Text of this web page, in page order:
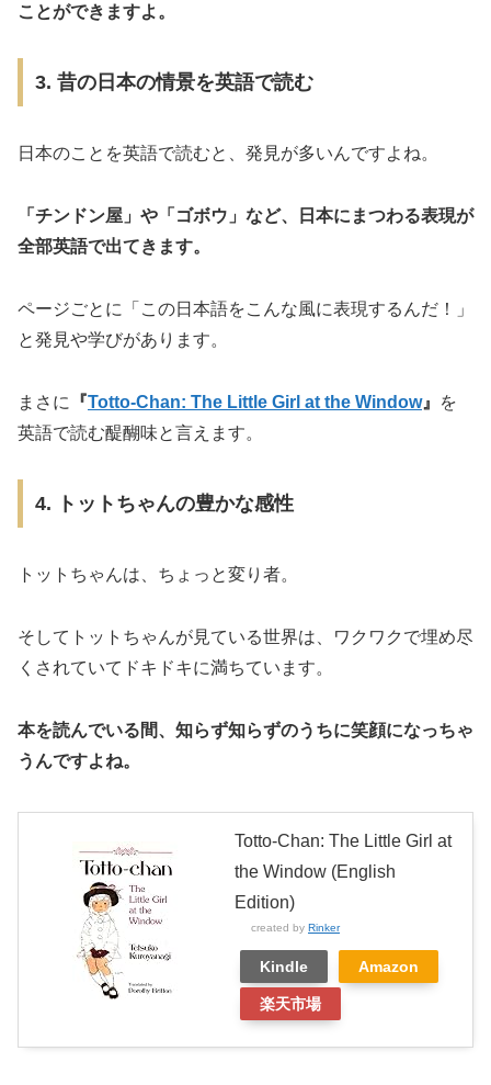
ことができますよ。
3. 昔の日本の情景を英語で読む
日本のことを英語で読むと、発見が多いんですよね。
「チンドン屋」や「ゴボウ」など、日本にまつわる表現が
全部英語で出てきます。
ページごとに「この日本語をこんな風に表現するんだ！」
と発見や学びがあります。
まさに 『Totto-Chan: The Little Girl at the Window』
を
英語で読む醍醐味と言えます。
4. トットちゃんの豊かな感性
トットちゃんは、ちょっと変り者。
そしてトットちゃんが見ている世界は、ワクワクで埋め尽
くされていてドキドキに満ちています。
本を読んでいる間、知らず知らずのうちに笑顔になっちゃ
うんですよね。
Totto-Chan: The Little Girl at
the Window (English
Edition)
created by Rinker
Kindle Amazon
楽天市場